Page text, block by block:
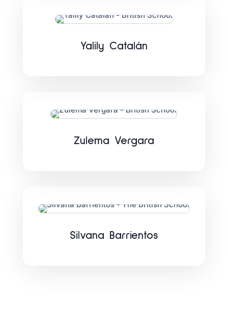
Yalily Catalán
Zulema Vergara
Silvana Barrientos